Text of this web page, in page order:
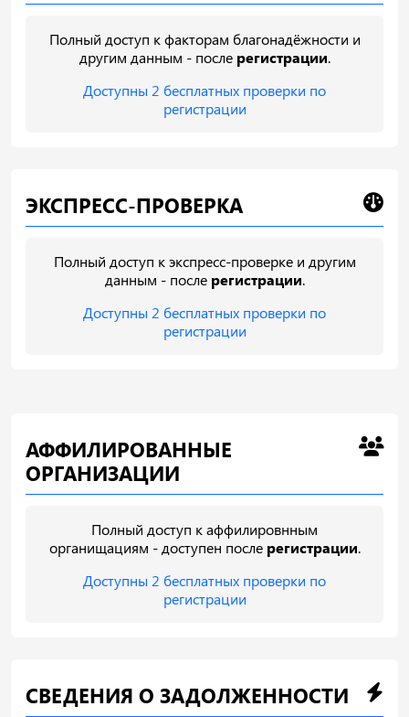
Полный доступ к факторам благонадёжности и
другим данным - после регистрации.
Доступны 2 бесплатных проверки по
регистрации
ЭКСПРЕСС-ПРОВЕРКА
Полный доступ к экспресс-проверке и другим
данным - после регистрации.
Доступны 2 бесплатных проверки по
регистрации
АФФИЛИРОВАННЫЕ
ОРГАНИЗАЦИИ
Полный доступ к аффилировнным
органищациям - доступен после регистрации.
Доступны 2 бесплатных проверки по
регистрации
СВЕДЕНИЯ О ЗАДОЛЖЕННОСТИ